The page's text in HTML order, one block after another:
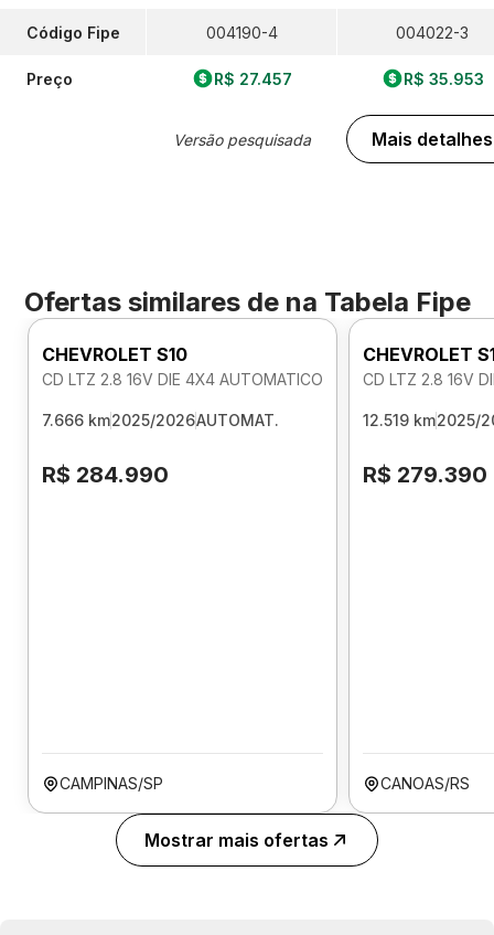
Código Fipe
Preço
004190-4
R$ 27.457
Versão pesquisada
004022-3
R$ 35.953
Mais detalhes
Ofertas similares de na Tabela Fipe
CHEVROLET S10
CD LTZ 2.8 16V DIE 4X4 AUTOMATICO
7.666 km2025/2026AUTOMAT.
R$ 284.990
CAMPINAS/SP
CHEVROLET
CD LTZ 2.8 16V
12.519 km2025/
R$ 279.390
CANOAS/RS
Mostrar mais ofertas